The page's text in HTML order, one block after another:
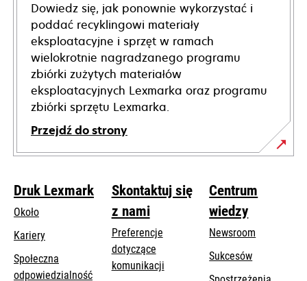
Dowiedz się, jak ponownie wykorzystać i
poddać recyklingowi materiały
eksploatacyjne i sprzęt w ramach
wielokrotnie nagradzanego programu
zbiórki zużytych materiałów
eksploatacyjnych Lexmarka oraz programu
zbiórki sprzętu Lexmarka.
Przejdź do strony
Druk Lexmark
Około
Kariery
Społeczna
odpowiedzialność
Skontaktuj się
z nami
Preferencje
dotyczące
komunikacji
Centrum
wiedzy
Newsroom
Sukcesów